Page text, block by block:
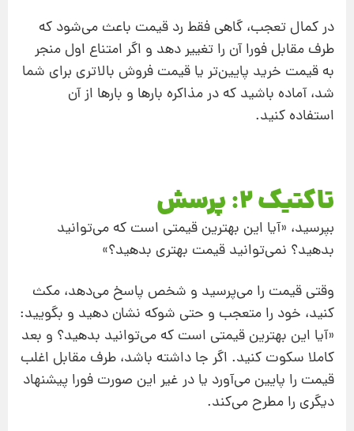
در کمال تعجب، گاهی فقط رد قیمت باعث میشود که
طرف مقابل فورا آن را تغییر دهد و اگر امتناع اول منجر
به قیمت خرید پایینتر یا قیمت فروش بالاتری برای شما
شد، آماده باشید که در مذاکره بارها و بارها از آن
استفاده کنید.
تاکتیک 2: پرسش
بپرسید، «آیا این بهترین قیمتی است که میتوانید
بدهید؟ نمیتوانید قیمت بهتری بدهید؟»
وقتی قیمت را میپرسید و شخص پاسخ میدهد، مکث
کنید، خود را متعجب و حتی شوکه نشان دهید و بگویید:
«آیا این بهترین قیمتی است که میتوانید بدهید؟ و بعد
کاملا سکوت کنید. اگر جا داشته باشد، طرف مقابل اغلب
قیمت را پایین میآورد یا در غیر این صورت فورا پیشنهاد
دیگری را مطرح میکند.